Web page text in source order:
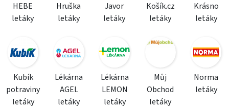
HEBE
letáky
Hruška
letáky
Javor
letáky
Košík.cz
letáky
Krásno
letáky
Kubík
potraviny
letáky
Lékárna
AGEL
letáky
Lékárna
LEMON
letáky
Můj
Obchod
letáky
Norma
letáky